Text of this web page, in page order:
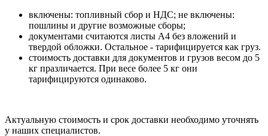
включены: топливный сбор и НДС; не включены:
пошлины и другие возможные сборы;
документами считаются листы А4 без вложений и
твердой обложки. Остальное - тарифицируется как груз.
стоимость доставки для документов и грузов весом до 5
кг празличается. При весе более 5 кг они
тарифицируются одинаково.
Актуальную стоимость и срок доставки необходимо уточнять
у наших специалистов.